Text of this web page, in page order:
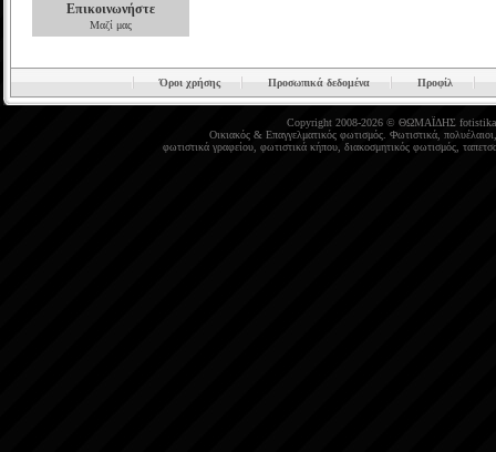
Επικοινωνήστε
Μαζί μας
Όροι χρήσης Προσωπικά δεδομένα Προφίλ
Copyright 2008-2026 © ΘΩΜΑΪΔΗΣ
Οικιακός& Επαγγελματικός φωτισμός. Φωτιστικά, πολυέλαιοι
φωτιστικά γραφείου, φωτιστικά κήπου, διακοσμητικός φωτισμός,